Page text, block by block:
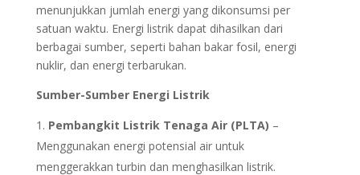
menunjukkan jumlah energi yang dikonsumsi per
satuan waktu. Energi listrik dapat dihasilkan dari
berbagai sumber, seperti bahan bakar fosil, energi
nuklir, dan energi terbarukan.
Sumber-Sumber Energi Listrik
Pembangkit Listrik Tenaga Air (PLTA) –
Menggunakan energi potensial air untuk
menggerakkan turbin dan menghasilkan listrik.